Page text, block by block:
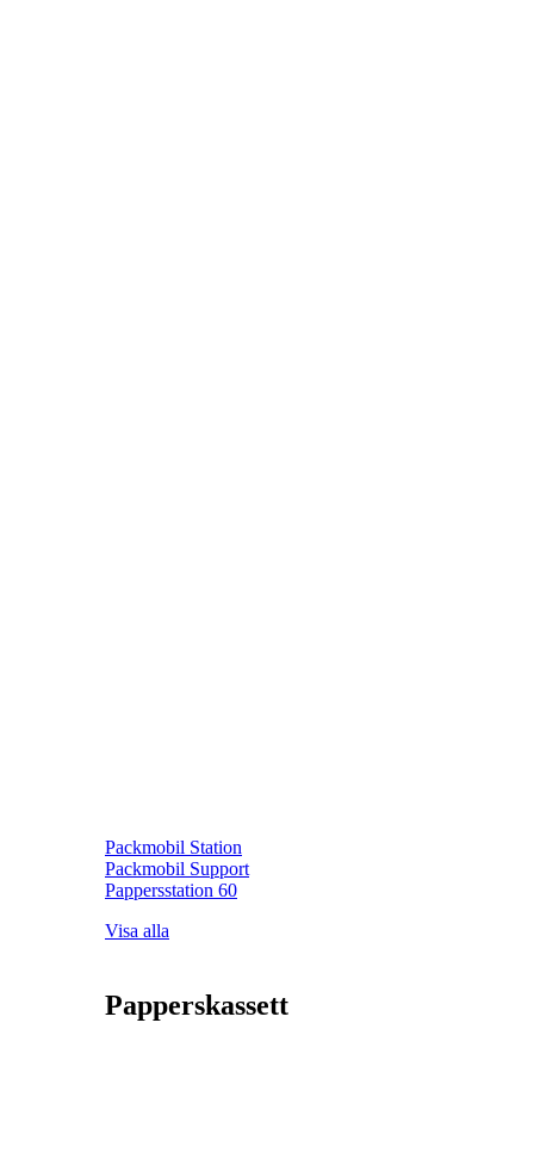
Packmobil Station
Packmobil Support
Pappersstation 60
Visa alla
Papperskassett